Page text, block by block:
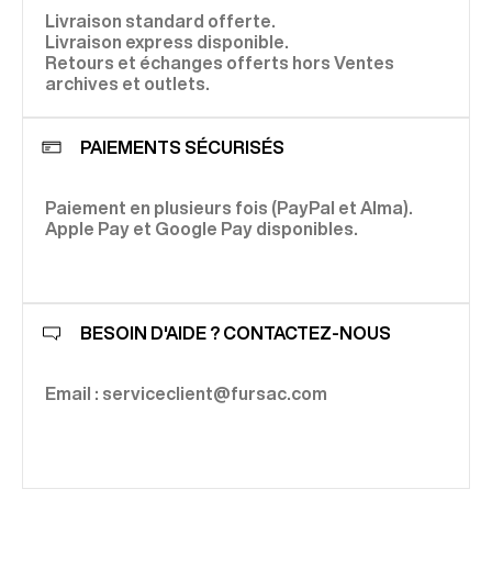
Livraison standard offerte.
Livraison express disponible.
Retours et échanges offerts hors Ventes
archives et outlets.
PAIEMENTS SÉCURISÉS
Paiement en plusieurs fois (PayPal et Alma).
Apple Pay et Google Pay disponibles.
BESOIN D'AIDE ? CONTACTEZ-NOUS
Email : serviceclient@fursac.com